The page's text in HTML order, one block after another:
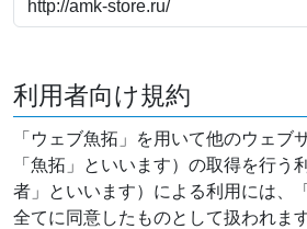
利用者向け規約
「ウェブ魚拓」を用いて他のウェブ
「魚拓」といいます）の取得を行う
者」といいます）による利用には、
全てに同意したものとして扱われます